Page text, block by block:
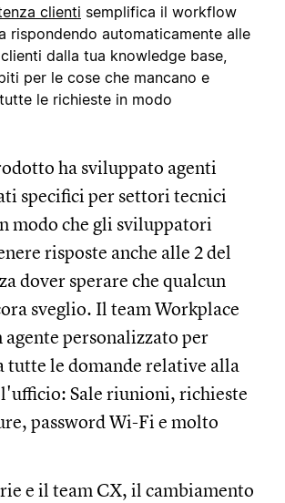
clienti semplifica il workflow
rispondendo automaticamente alle
dalla tua knowledge base,
per le cose che mancano e
le richieste in modo
ha sviluppato agenti
specifici per settori tecnici
modo che gli sviluppatori
risposte anche alle 2 del
dover sperare che qualcun
sveglio. Il team Workplace
agente personalizzato per
tutte le domande relative alla
Sale riunioni, richieste
password Wi-Fi e molto
e il team CX, il cambiamento